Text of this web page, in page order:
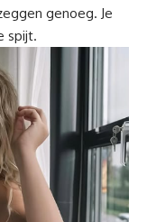
genoeg. Je
spijt.